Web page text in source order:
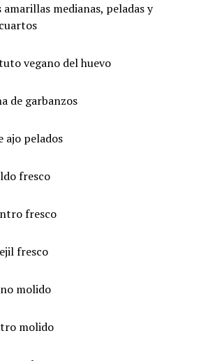
amarillas medianas, peladas y
vegano del huevo
de garbanzos
ajo pelados
fresco
fresco
fresco
molido
molido